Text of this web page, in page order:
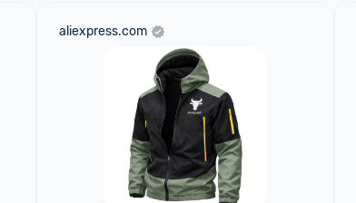
aliexpress.com